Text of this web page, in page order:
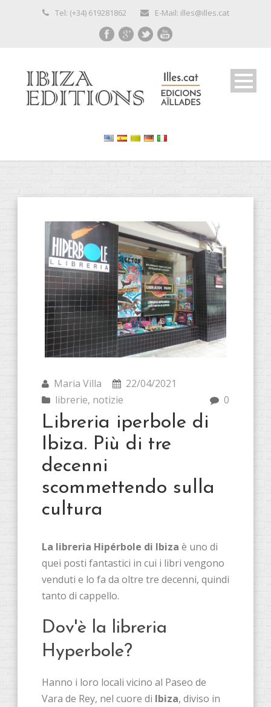
Tel: (+34) 619281862 E-Mail: illes@illes.cat
Maria Villa
22/04/2021
librerie, notizie 0
Libreria iperbole di
Ibiza. Più di tre
decenni
scommettendo sulla
cultura
La libreria Hipérbole di Ibiza è uno di
quei posti fantastici in cui i libri vengono
venduti e lo fa da oltre tre decenni, quindi
tanto di cappello.
Dov'è la libreria
Hyperbole?
Hanno i loro locali vicino al Paseo de
Vara de Rey, nel cuore di Ibiza, diviso in